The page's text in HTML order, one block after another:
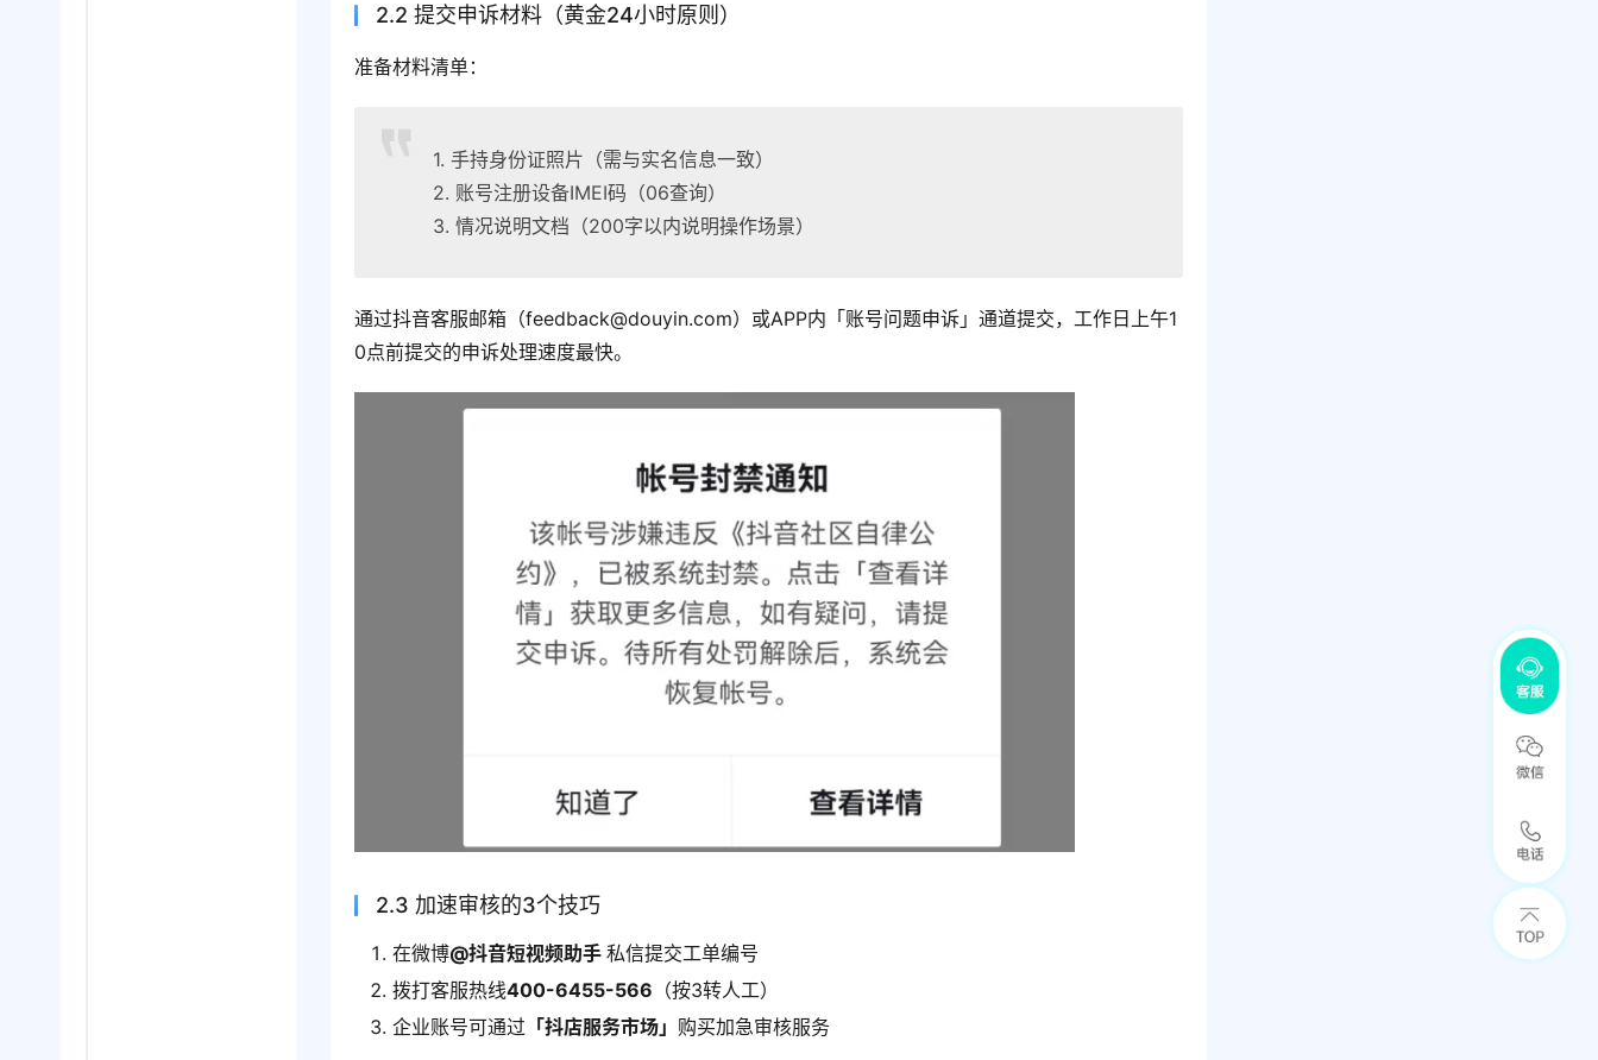
2.2 提交申诉材料（黄金24小时原则）
准备材料清单：
1. 手持身份证照片（需与实名信息一致）
2. 账号注册设备IMEI码（06查询）
3. 情况说明文档（200字以内说明操作场景）
通过抖音客服邮箱（feedback@douyin.com）或APP内「账号问题申诉」通道提交，工作日上午1
0点前提交的申诉处理速度最快。
2.3 加速审核的3个技巧
在微博@抖音短视频助手私信提交工单编号
拨打客服热线400-6455-566 （按3转人工）
企业账号可通过 「抖店服务市场」 购买加急审核服务